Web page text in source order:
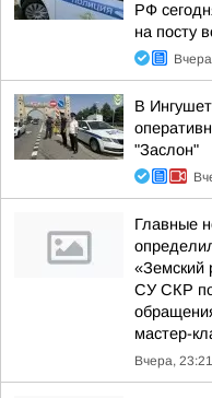
РФ
на посту
В
"Заслон"
Главные
«Земский
СУ СКР по
мастер-
Вчера, 23:21